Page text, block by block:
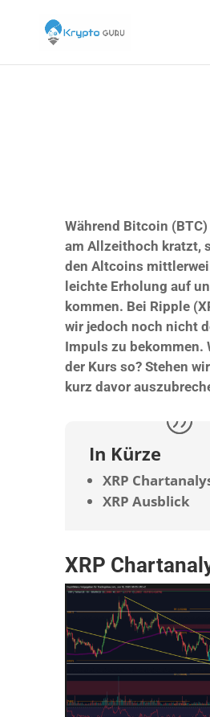
Während Bitcoin
am Allzeithoch kratzt,
den Altcoins
leichte Erholung auf
kommen. Bei Ripple
wir jedoch noch nicht
Impuls zu bekommen.
der Kurs so? Stehen
kurz davor
In Kürze
XRP
XRP Ausblick
XRP